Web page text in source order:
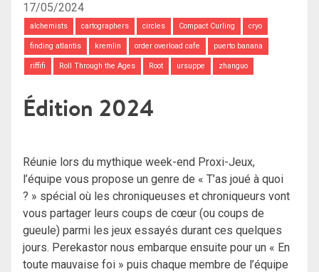
17/05/2024
alchemists cartographers circles Compact Curling cryo
finding atlantis kremlin order overload cafe puerto banana
riffifi Roll Through the Ages Root ursuppe zhanguo
Édition 2024
Réunie lors du mythique week-end Proxi-Jeux,
l’équipe vous propose un genre de « T’as joué à quoi
? » spécial où les chroniqueuses et chroniqueurs vont
vous partager leurs coups de cœur (ou coups de
gueule) parmi les jeux essayés durant ces quelques
jours. Perekastor nous embarque ensuite pour un « En
toute mauvaise foi » puis chaque membre de l’équipe